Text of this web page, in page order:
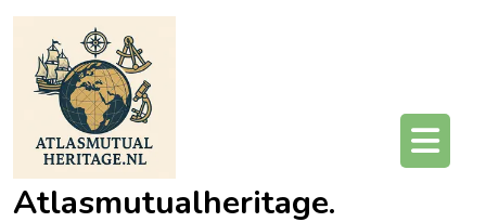
Ga
inhoud
Atlasmutualheritage.